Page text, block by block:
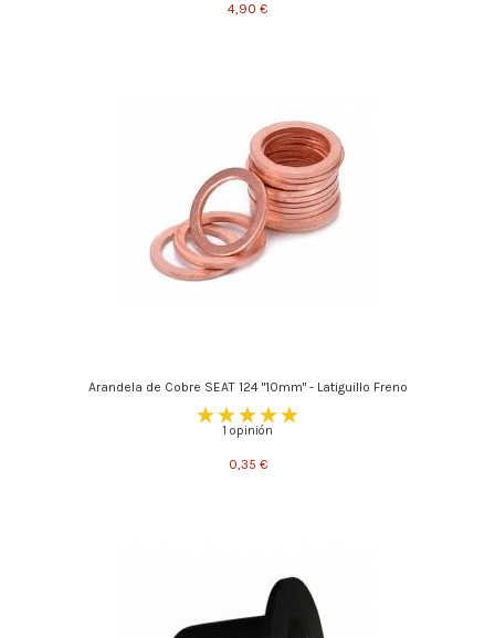
4,90 €
Arandela de Cobre SEAT 124 "10mm" - Latiguillo Freno
1 opinión
0,35 €